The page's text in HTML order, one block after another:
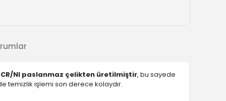
CR/NI paslanmaz çelikten üretilmiştir, bu sayede
temizlik işlemi son derece kolaydır.